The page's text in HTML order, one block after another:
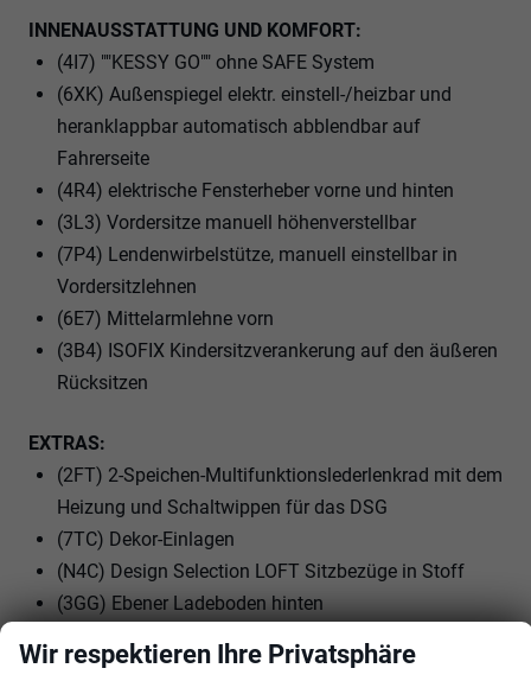
INNENAUSSTATTUNG UND KOMFORT:
(4I7) ""KESSY GO"" ohne SAFE System
(6XK) Außenspiegel elektr. einstell-/heizbar und
heranklappbar automatisch abblendbar auf
Fahrerseite
(4R4) elektrische Fensterheber vorne und hinten
(3L3) Vordersitze manuell höhenverstellbar
(7P4) Lendenwirbelstütze, manuell einstellbar in
Vordersitzlehnen
(6E7) Mittelarmlehne vorn
(3B4) ISOFIX Kindersitzverankerung auf den äußeren
Rücksitzen
EXTRAS:
(2FT) 2-Speichen-Multifunktionslederlenkrad mit dem
Heizung und Schaltwippen für das DSG
(7TC) Dekor-Einlagen
(N4C) Design Selection LOFT Sitzbezüge in Stoff
(3GG) Ebener Ladeboden hinten
(8AR) Infotainment (MIB3)
Wir respektieren Ihre Privatsphäre